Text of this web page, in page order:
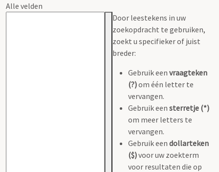
Alle velden
Door leestekens in uw
zoekopdracht te gebruiken,
zoekt u specifieker of juist
breder:
Gebruik een vraagteken
(?)om één letter te
vervangen.
Gebruik een sterretje (*)
om meer letters te
vervangen.
Gebruik een dollarteken
($)voor uw zoekterm
voor resultaten die op